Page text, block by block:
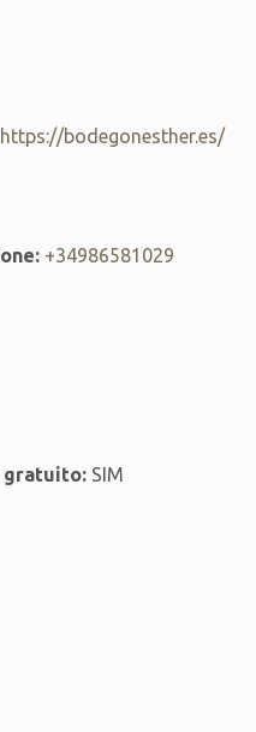
https://bodegonesther.es/
+34986581029
gratuito:SIM